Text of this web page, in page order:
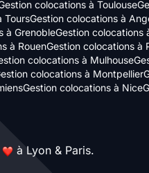
colocations à Toulouse
ToursGestion colocations à
à GrenobleGestion colocations
à RouenGestion colocations à
colocations à Mulhouse
colocations à Montpellier
Gestion colocations à Nice
à Lyon & Paris.Axeptio consent
Plateforme de
Notre